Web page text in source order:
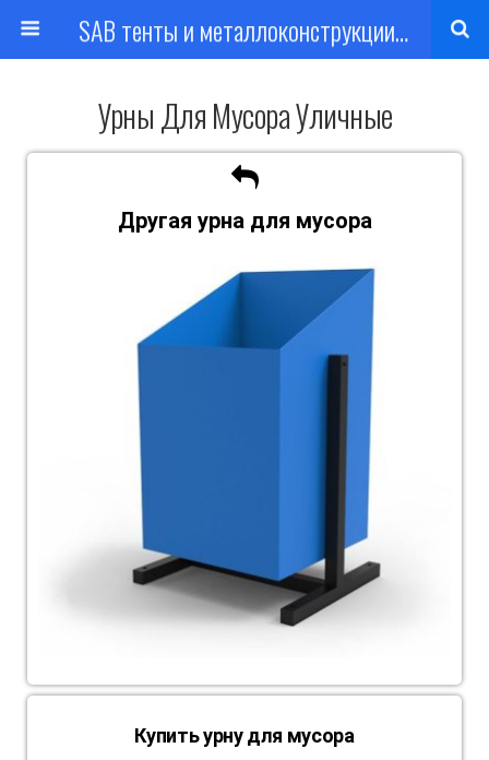
SAB тенты и металлоконструкции Харьков
Урны Для Мусора Уличные
Другая урна для мусора
Купить урну для мусора